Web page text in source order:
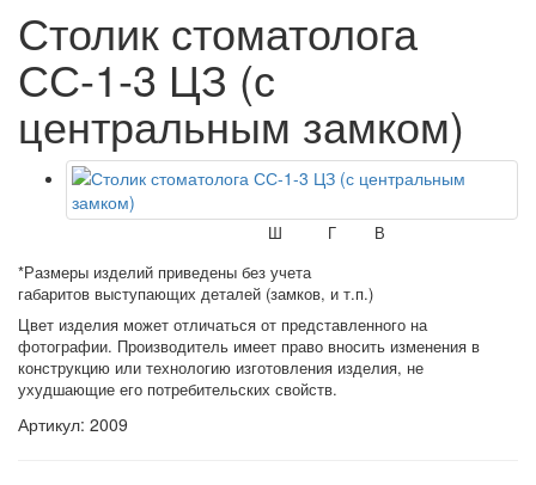
Столик стоматолога
СС-1-3 ЦЗ (с
центральным замком)
Ш В
Г
*Размеры изделий приведены без учета
габаритов выступающих деталей (замков, и т.п.)
Цвет изделия может отличаться от представленного на
фотографии. Производитель имеет право вносить изменения в
конструкцию или технологию изготовления изделия, не
ухудшающие его потребительских свойств.
Артикул: 2009